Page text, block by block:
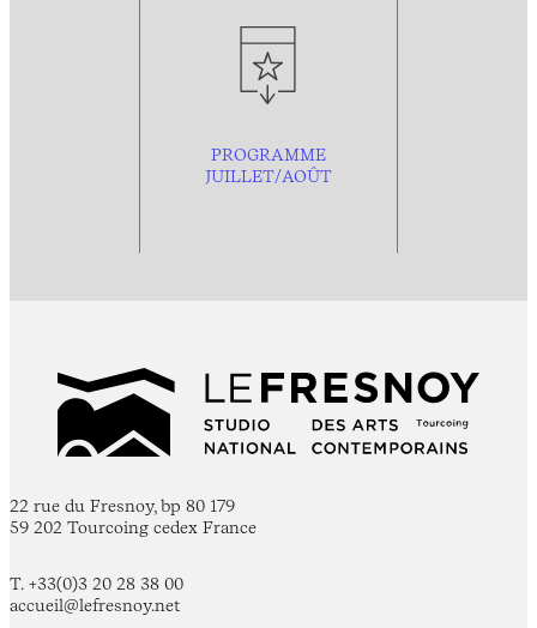
PROGRAMME
JUILLET/AOÛT
22 rue du Fresnoy, bp 80 179
59 202 Tourcoing cedex France
T. +33(0)3 20 28 38 00
accueil@lefresnoy.net